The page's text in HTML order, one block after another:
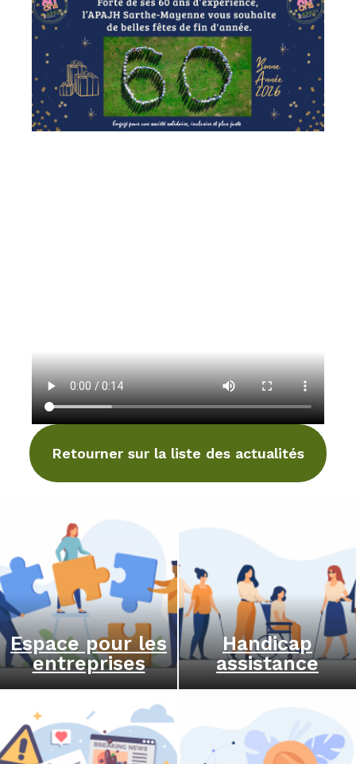
Retourner sur la liste des actualités
Espace pour les
entreprises
Handicap
assistance